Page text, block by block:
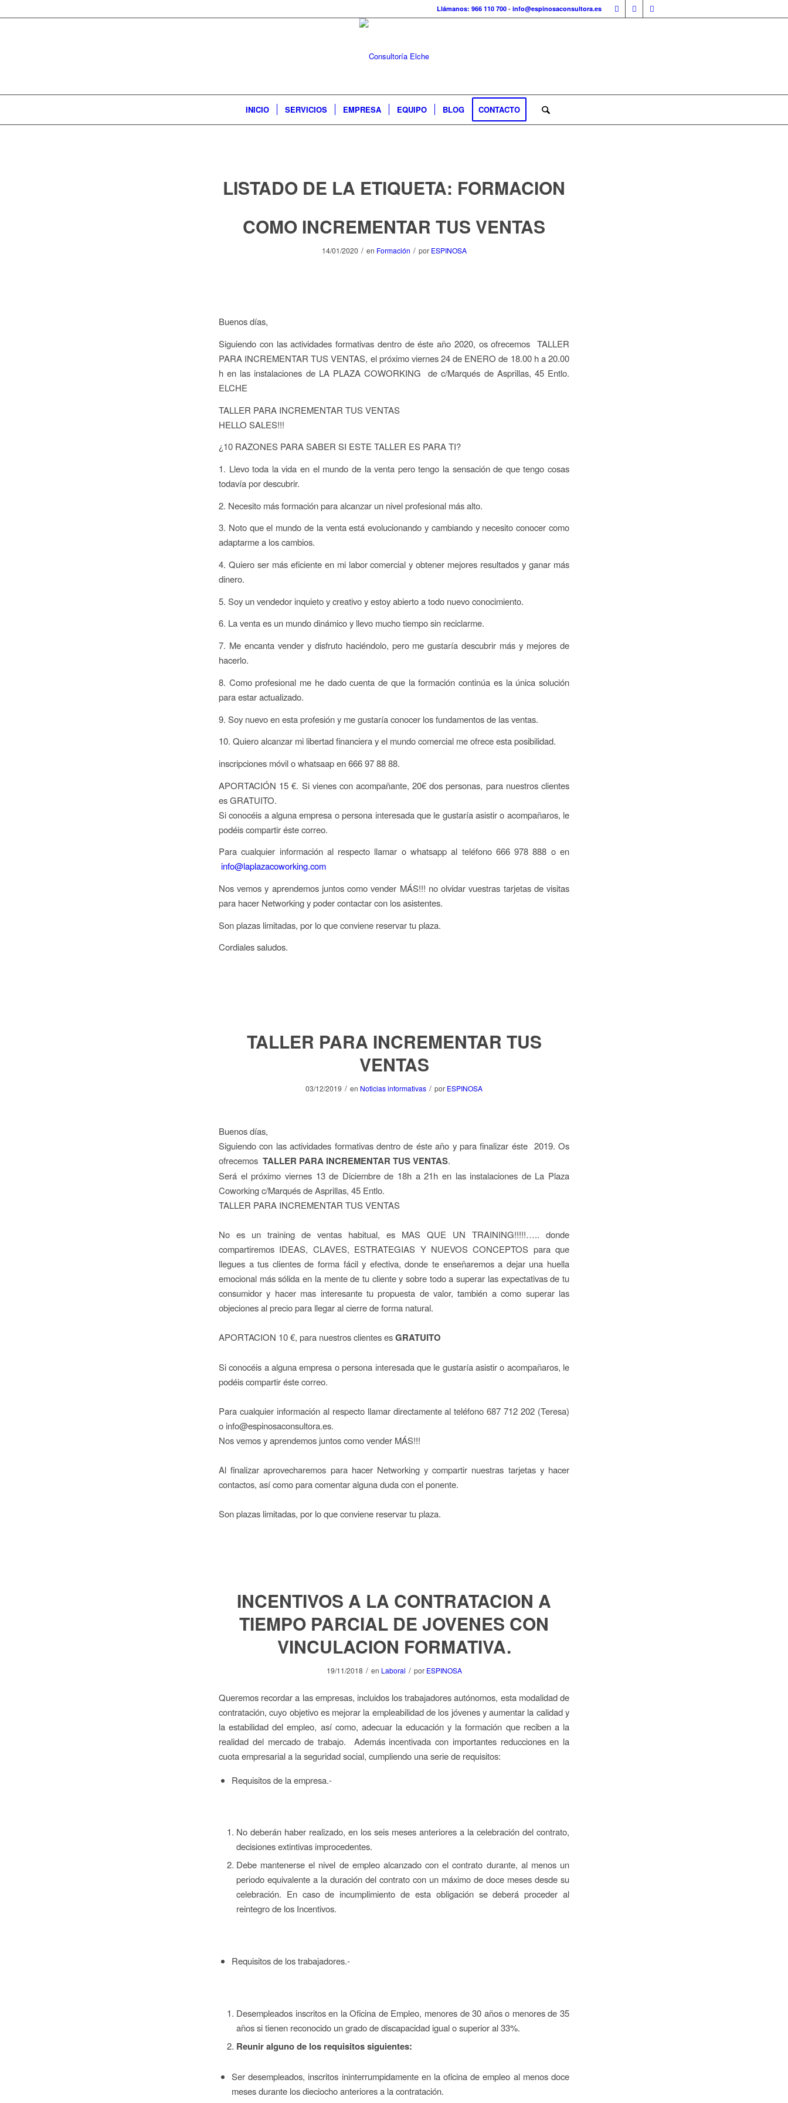
Llámanos: 966 110 700 - info@espinosaconsultora.es
INICIO SERVICIOS EMPRESA EQUIPO BLOG CONTACTO
LISTADO DE LA ETIQUETA: FORMACION
COMO INCREMENTAR TUS VENTAS
14/01/2020 / en Formación / por ESPINOSA
Buenos días,
Siguiendo con las actividades formativas dentro de éste año 2020, os ofrecemos TALLER
PARA INCREMENTAR TUS VENTAS, el próximo viernes 24 de ENERO de 18.00 h a 20.00
h en las instalaciones de LA PLAZA COWORKING de c/Marqués de Asprillas, 45 Entlo.
ELCHE
TALLER PARA INCREMENTAR TUS VENTAS
HELLO SALES!!!
¿10 RAZONES PARA SABER SI ESTE TALLER ES PARA TI?
1. Llevo toda la vida en el mundo de la venta pero tengo la sensación de que tengo cosas
todavía por descubrir.
2. Necesito más formación para alcanzar un nivel profesional más alto.
3. Noto que el mundo de la venta está evolucionando y cambiando y necesito conocer como
adaptarme a los cambios.
4. Quiero ser más eficiente en mi labor comercial y obtener mejores resultados y ganar más
dinero.
5. Soy un vendedor inquieto y creativo y estoy abierto a todo nuevo conocimiento.
6. La venta es un mundo dinámico y llevo mucho tiempo sin reciclarme.
7. Me encanta vender y disfruto haciéndolo, pero me gustaría descubrir más y mejores de
hacerlo.
8. Como profesional me he dado cuenta de que la formación continúa es la única solución
para estar actualizado.
9. Soy nuevo en esta profesión y me gustaría conocer los fundamentos de las ventas.
10. Quiero alcanzar mi libertad financiera y el mundo comercial me ofrece esta posibilidad.
inscripciones móvil o whatsaap en 666 97 88 88.
APORTACIÓN 15 €. Si vienes con acompañante, 20€ dos personas, para nuestros clientes
es GRATUITO.
Si conocéis a alguna empresa o persona interesada que le gustaría asistir o acompañaros, le
podéis compartir éste correo.
Para cualquier información al respecto llamar o whatsapp al teléfono 666 978 888 o en
info@laplazacoworking.com
Nos vemos y aprendemos juntos como vender MÁS!!! no olvidar vuestras tarjetas de visitas
para hacer Networking y poder contactar con los asistentes.
Son plazas limitadas, por lo que conviene reservar tu plaza.
Cordiales saludos.
TALLER PARA INCREMENTAR TUS
VENTAS
03/12/2019 / en Noticias informativas / por ESPINOSA
Buenos días,
Siguiendo con las actividades formativas dentro de éste año y para finalizar éste 2019. Os
ofrecemos TALLER PARA INCREMENTAR TUS VENTAS.
Será el próximo viernes 13 de Diciembre de 18h a 21h en las instalaciones de La Plaza
Coworking c/Marqués de Asprillas, 45 Entlo.
TALLER PARA INCREMENTAR TUS VENTAS
No es un training de ventas habitual, es MAS QUE UN TRAINING!!!!!….. donde
compartiremos IDEAS, CLAVES, ESTRATEGIAS Y NUEVOS CONCEPTOS para que
llegues a tus clientes de forma fácil y efectiva, donde te enseñaremos a dejar una huella
emocional más sólida en la mente de tu cliente y sobre todo a superar las expectativas de tu
consumidor y hacer mas interesante tu propuesta de valor, también a como superar las
objeciones al precio para llegar al cierre de forma natural.
APORTACION 10 €, para nuestros clientes esGRATUITO
Si conocéis a alguna empresa o persona interesada que le gustaría asistir o acompañaros, le
podéis compartir éste correo.
Para cualquier información al respecto llamar directamente al teléfono 687 712 202 (Teresa)
o info@espinosaconsultora.es.
Nos vemos y aprendemos juntos como vender MÁS!!!
Al finalizar aprovecharemos para hacer Networking y compartir nuestras tarjetas y hacer
contactos, así como para comentar alguna duda con el ponente.
Son plazas limitadas, por lo que conviene reservar tu plaza.
INCENTIVOS A LA CONTRATACION A
TIEMPO PARCIAL DE JOVENES CON
VINCULACION FORMATIVA.
19/11/2018 / en Laboral / por ESPINOSA
Queremos recordar a las empresas, incluidos los trabajadores autónomos, esta modalidad de
contratación, cuyo objetivo es mejorar la empleabilidad de los jóvenes y aumentar la calidad y
la estabilidad del empleo, así como, adecuar la educación y la formación que reciben a la
realidad del mercado de trabajo. Además incentivada con importantes reducciones en la
cuota empresarial a la seguridad social, cumpliendo una serie de requisitos:
Requisitos de la empresa.-
No deberán haber realizado, en los seis meses anteriores a la celebración del contrato,
decisiones extintivas improcedentes.
Debe mantenerse el nivel de empleo alcanzado con el contrato durante, al menos un
periodo equivalente a la duración del contrato con un máximo de doce meses desde su
celebración. En caso de incumplimiento de esta obligación se deberá proceder al
reintegro de los Incentivos.
Requisitos de los trabajadores.-
Desempleados inscritos en la Oficina de Empleo, menores de 30 años o menores de 35
años si tienen reconocido un grado de discapacidad igual o superior al 33%.
Reunir alguno de los requisitos siguientes:
Ser desempleados, inscritos ininterrumpidamente en la oficina de empleo al menos doce
meses durante los dieciocho anteriores a la contratación.